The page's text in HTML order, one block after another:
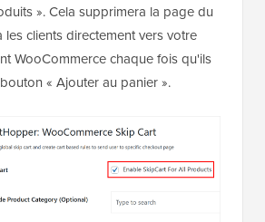
». Cela supprimera la page du
les clients directement vers votre
WooCommerce chaque fois qu'ils
« Ajouter au panier ».